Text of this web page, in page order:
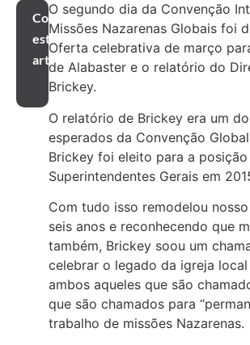
Compartilhar
este
artigo
O segundo dia da Convenção
Missões Nazarenas Globais foi
Oferta celebrativa de março
de Alabaster e o relatório do
Brickey.
O relatório de Brickey era um
esperados da Convenção
Brickey foi eleito para a
Superintendentes Gerais em
Com tudo isso remodelou
seis anos e reconhecendo que
também, Brickey soou um
celebrar o legado da igreja
ambos aqueles que são
que são chamados para
trabalho de missões Nazarenas.